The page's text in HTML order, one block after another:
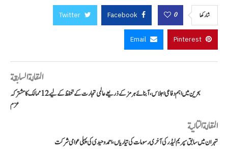
شاركها 0
Facebook
Twitter
Pinterest
Email
المقالة السابقة
بحرین میں اہم دفاعی اجلاس، آبنائے ہرمز کے ذریعے عالمی تجارت کے تحفظ کے لیے 12 ممالک کا مشترکہ
عزم
المقالة التالية
تہران میں سابق سپریم لیڈر کی آخری رسومات کی تیاریاں، احمد وحیدی کی پہلی عوامی شرکت